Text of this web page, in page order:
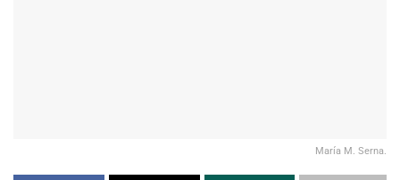
María M. Serna.